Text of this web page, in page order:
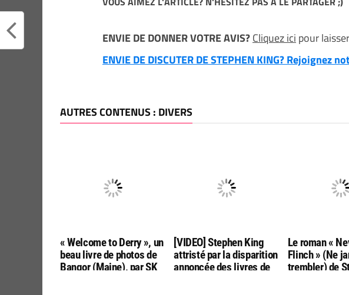
ENVIE DE DONNER VOTRE AVIS?Cliquez ici pour
ENVIE DE DISCUTER DE STEPHEN KING? Rejoignez
AUTRES CONTENUS : DIVERS
« Welcome to Derry », un
beau livre de photos de
Bangor (Maine), par SK
[VIDEO] Stephen King
attristé par la disparition
annoncée des livres de
Le roman «
Flinch » (Ne
trembler) de